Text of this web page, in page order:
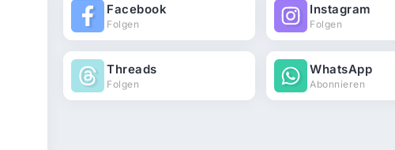
Facebook
Folgen
Instagram
Folgen
Threads
Folgen
WhatsApp
Abonnieren